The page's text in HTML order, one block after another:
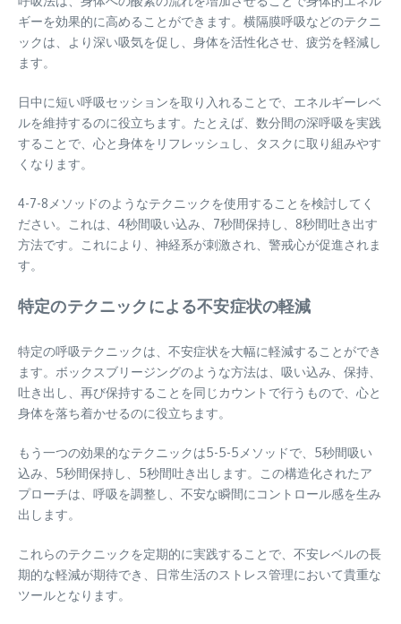
ギーを効果的に高めることができます。横隔膜呼吸などのテクニ
ックは、より深い吸気を促し、身体を活性化させ、疲労を軽減し
ます。
日中に短い呼吸セッションを取り入れることで、エネルギーレベ
ルを維持するのに役立ちます。たとえば、数分間の深呼吸を実践
することで、心と身体をリフレッシュし、タスクに取り組みやす
くなります。
4-7-8メソッドのようなテクニックを使用することを検討してく
ださい。これは、4秒間吸い込み、7秒間保持し、8秒間吐き出す
方法です。これにより、神経系が刺激され、警戒心が促進されま
す。
特定のテクニックによる不安症状の軽減
特定の呼吸テクニックは、不安症状を大幅に軽減することができ
ます。ボックスブリージングのような方法は、吸い込み、保持、
吐き出し、再び保持することを同じカウントで行うもので、心と
身体を落ち着かせるのに役立ちます。
もう一つの効果的なテクニックは5-5-5メソッドで、5秒間吸い
込み、5秒間保持し、5秒間吐き出します。この構造化されたア
プローチは、呼吸を調整し、不安な瞬間にコントロール感を生み
出します。
これらのテクニックを定期的に実践することで、不安レベルの長
期的な軽減が期待でき、日常生活のストレス管理において貴重な
ツールとなります。